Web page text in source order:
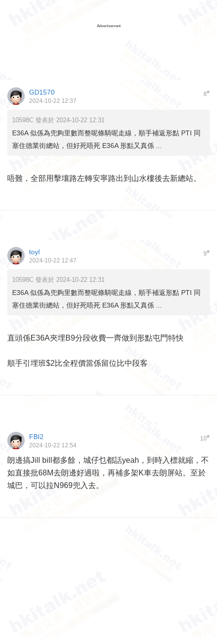
Advertisement
8#
GD1570
2024-10-22 12:37
10598C 發表於 2024-10-22 12:31
E36A 似係為兜夠里數而整呢條騎呢走線，順手補返形點 PTI 同
塞住德業街總站，但好死唔死 E36A 形點又真係 ...
唔難，全部用擊壤路左轉安寧路出到山水樓後去新總站。
9#
toyl
2024-10-22 12:47
10598C 發表於 2024-10-22 12:31
E36A 似係為兜夠里數而整呢條騎呢走線，順手補返形點 PTI 同
塞住德業街總站，但好死唔死 E36A 形點又真係 ...
直頭係E36A夾埋B9分段收費一齊做到形點屯門特快
順手引埋班$2比全程價當係留位比中段客
10#
FBI2
2024-10-22 12:54
朗邊搞Jill bill都多餘，城仔乜都話yeah，到時入標就縮，不
如直接批68M去朗邊好過啦，再補多架K車去朗屏站。至於
城巴，可以拉N969兜入去。